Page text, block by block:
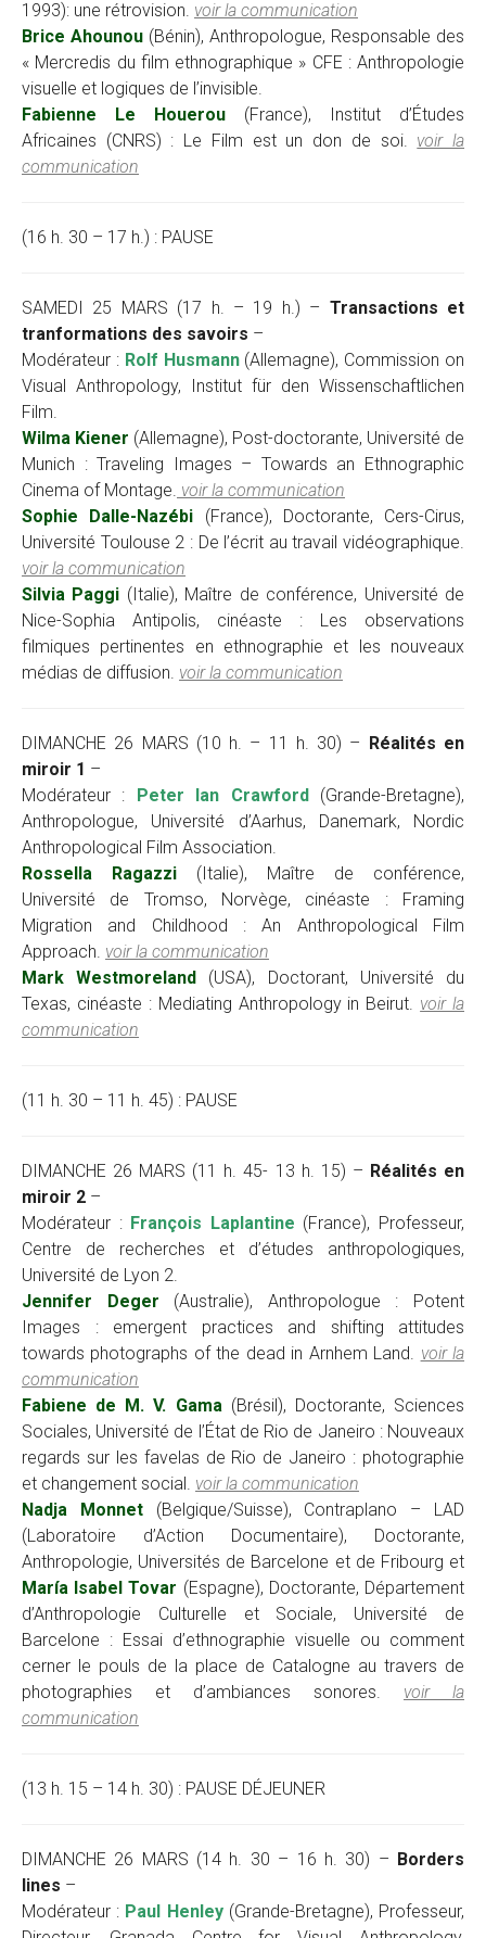
1993): une rétrovision. voir la communication
Brice Ahounou (Bénin), Anthropologue, Responsable des
« Mercredis du film ethnographique » CFE : Anthropologie
visuelle et logiques de l’invisible.
Fabienne Le Houerou (France), Institut d’Études
Africaines (CNRS) : Le Film est un don de soi. voir la
communication
(16 h. 30 – 17 h.) : PAUSE
SAMEDI 25 MARS (17 h. – 19 h.) – Transactions et
tranformations des savoirs –
Modérateur : Rolf Husmann(Allemagne), Commission on
Visual Anthropology, Institut für den Wissenschaftlichen
Film.
Wilma Kiener (Allemagne), Post-doctorante, Université de
Munich : Traveling Images – Towards an Ethnographic
Cinema of Montage. voir la communication
Sophie Dalle-Nazébi (France), Doctorante, Cers-Cirus,
Université Toulouse 2 : De l’écrit au travail vidéographique.
voir la communication
Silvia Paggi (Italie), Maître de conférence, Université de
Nice-Sophia Antipolis, cinéaste : Les observations
filmiques pertinentes en ethnographie et les nouveaux
médias de diffusion. voir la communication
DIMANCHE 26 MARS (10 h. – 11 h. 30) – Réalités en
miroir 1 –
Modérateur : Peter Ian Crawford (Grande-Bretagne),
Anthropologue, Université d’Aarhus, Danemark, Nordic
Anthropological Film Association.
Rossella Ragazzi (Italie), Maître de conférence,
Université de Tromso, Norvège, cinéaste : Framing
Migration and Childhood : An Anthropological Film
Approach. voir la communication
Mark Westmoreland (USA), Doctorant, Université du
Texas, cinéaste : Mediating Anthropology in Beirut. voir la
communication
(11 h. 30 – 11 h. 45) : PAUSE
DIMANCHE 26 MARS (11 h. 45- 13 h. 15) – Réalités en
miroir 2 –
Modérateur : François Laplantine (France), Professeur,
Centre de recherches et d’études anthropologiques,
Université de Lyon 2.
Jennifer Deger (Australie), Anthropologue : Potent
Images : emergent practices and shifting attitudes
towards photographs of the dead in Arnhem Land. voir la
communication
Fabiene de M. V. Gama (Brésil), Doctorante, Sciences
Sociales, Université de l’État de Rio de Janeiro : Nouveaux
regards sur les favelas de Rio de Janeiro : photographie
et changement social. voir la communication
Nadja Monnet(Belgique/Suisse), Contraplano – LAD
(Laboratoire d’Action Documentaire), Doctorante,
Anthropologie, Universités de Barcelone et de Fribourg et
María Isabel Tovar (Espagne), Doctorante, Département
d’Anthropologie Culturelle et Sociale, Université de
Barcelone : Essai d’ethnographie visuelle ou comment
cerner le pouls de la place de Catalogne au travers de
photographies et d’ambiances sonores. voir la
communication
(13 h. 15 – 14 h. 30) : PAUSE DÉJEUNER
DIMANCHE 26 MARS (14 h. 30 – 16 h. 30) – Borders
lines –
Modérateur : Paul Henley(Grande-Bretagne), Professeur,